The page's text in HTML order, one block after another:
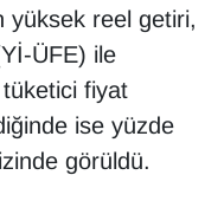
yüksek reel getiri,
ÜFE) ile
fiyat
ise yüzde
görüldü.